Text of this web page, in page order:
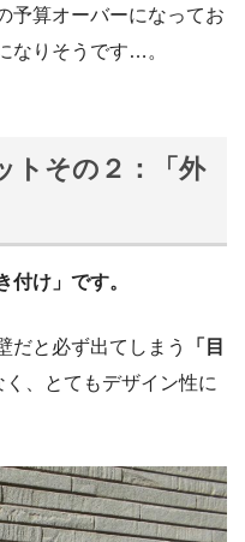
予算オーバーになってお
なりそうです…。
トその２：「外
付け」です。
だと必ず出てしまう
「目
く、とてもデザイン性に